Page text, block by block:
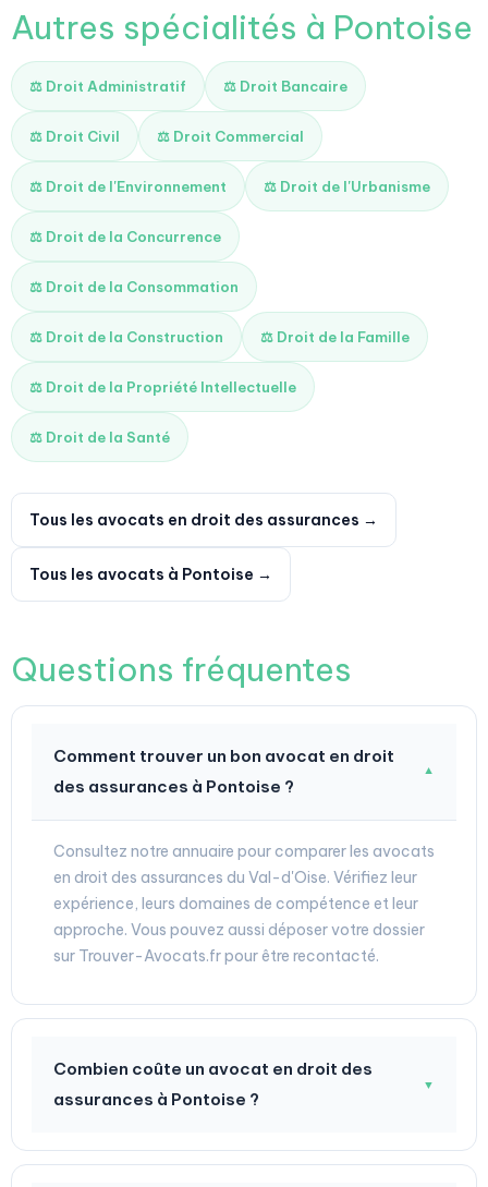
Autres spécialités à Pontoise
⚖️ Droit Administratif ⚖️ Droit Bancaire
⚖️ Droit Civil ⚖️ Droit Commercial
⚖️ Droit de l'Environnement ⚖️ Droit de l'Urbanisme
⚖️ Droit de la Concurrence
⚖️ Droit de la Consommation
⚖️ Droit de la Construction ⚖️ Droit de la Famille
⚖️ Droit de la Propriété Intellectuelle
⚖️ Droit de la Santé
Tous les avocats en droit des assurances →
Tous les avocats à Pontoise →
Questions fréquentes
Comment trouver un bon avocat en droit
des assurances à Pontoise ?
▼
Consultez notre annuaire pour comparer les avocats
en droit des assurances du Val-d'Oise. Vérifiez leur
expérience, leurs domaines de compétence et leur
approche. Vous pouvez aussi déposer votre dossier
sur Trouver-Avocats.fr pour être recontacté.
Combien coûte un avocat en droit des
assurances à Pontoise ?
▼